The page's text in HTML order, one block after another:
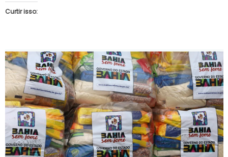
Curtir isso: